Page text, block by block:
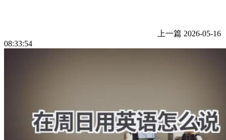
上一篇 2026-05-16
08:33:54